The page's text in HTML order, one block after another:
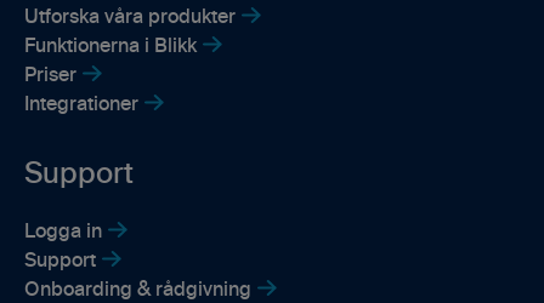
Utforska våra produkter
Funktionerna i Blikk
Priser
Integrationer
Support
Logga in
Support
Onboarding & rådgivning